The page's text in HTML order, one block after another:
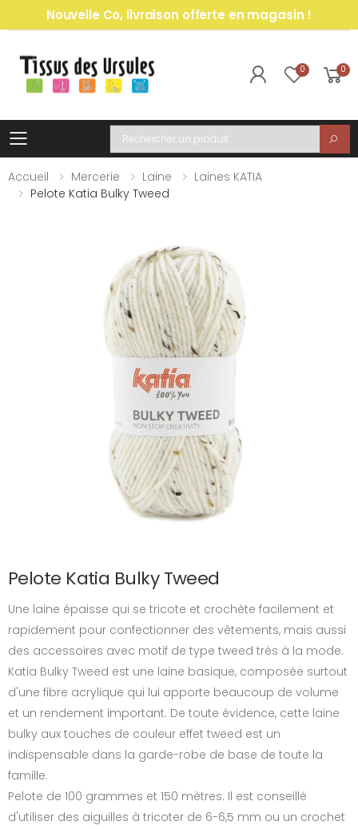
Nouvelle Co, livraison offerte en magasin !
0 0
Toggle mobile menu
Recherche
Accueil
Mercerie Laine
Laines KATIA
Pelote Katia Bulky Tweed
Pelote Katia Bulky Tweed
Une laine épaisse qui se tricote et crochète facilement et
rapidement pour confectionner des vêtements, mais aussi
des accessoires avec motif de type tweed très à la mode.
Katia Bulky Tweed est une laine basique, composée surtout
d'une fibre acrylique qui lui apporte beaucoup de volume
et un rendement important. De toute évidence, cette laine
bulky aux touches de couleur effet tweed est un
indispensable dans la garde-robe de base de toute la
famille.
Pelote de 100 grammes et 150 mètres. Il est conseillé
d'utiliser des aiguilles à tricoter de 6-6,5 mm ou un crochet